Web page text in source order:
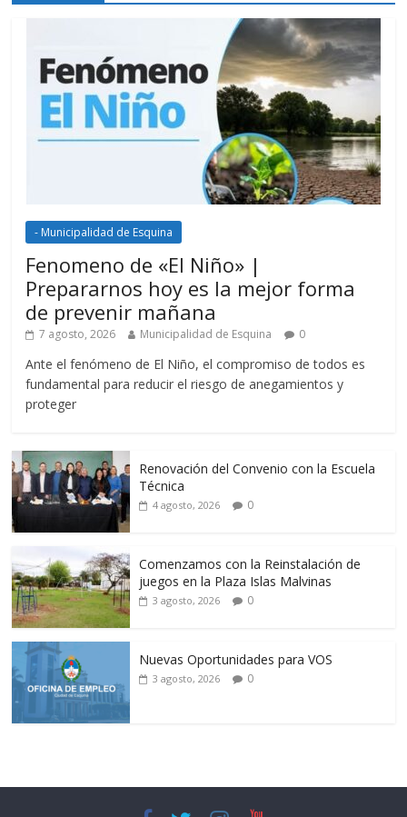
- Municipalidad de Esquina
Fenomeno de «El Niño» |
Prepararnos hoy es la mejor forma
de prevenir mañana
7 agosto, 2026 Municipalidad de Esquina 0
Ante el fenómeno de El Niño, el compromiso de todos es
fundamental para reducir el riesgo de anegamientos y
proteger
Renovación del Convenio con la Escuela
Técnica
4 agosto, 2026 0
Comenzamos con la Reinstalación de
juegos en la Plaza Islas Malvinas
3 agosto, 2026 0
Nuevas Oportunidades para VOS
3 agosto, 2026 0